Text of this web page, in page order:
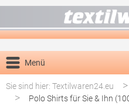
Menü
Sie sind hier: Textilwaren24.eu
>
> Polo Shirts für Sie & Ihn